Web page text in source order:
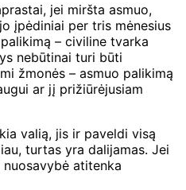
jei miršta asmuo,
įpėdiniai per tris mėnesius
– civiline tvarka
nebūtinai turi būti
žmonės – asmuo palikimą
ar jį prižiūrėjusiam
valią, jis ir paveldi visą
turtas yra dalijamas. Jei
atitenka